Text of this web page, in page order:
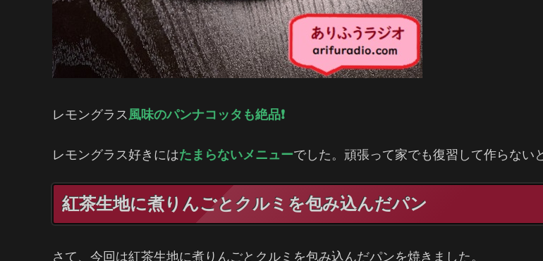
レモングラス 風味のパンナコッタも絶品❗️
レモングラス好きにはたまらないメニューでした。頑張って家でも復習して作らない
紅茶生地に煮りんごとクルミを包み込んだパン
さて、今回は紅茶生地に煮りんごとクルミを包み込んだパンを焼きました。